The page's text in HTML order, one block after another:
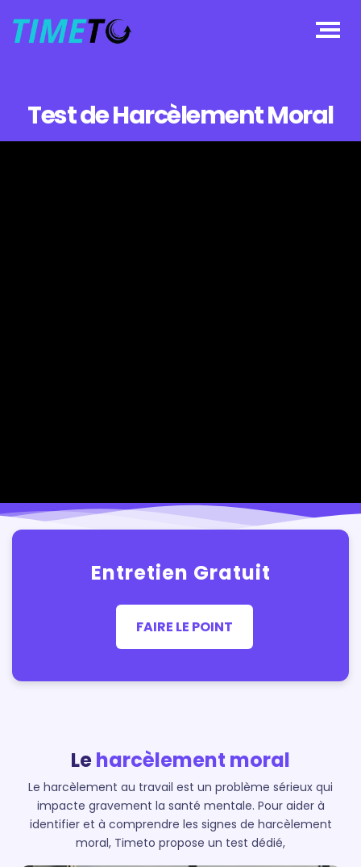
Test de Harcèlement Moral
Entretien Gratuit
FAIRE LE POINT
Leharcèlement moral
Le harcèlement au travail est un problème sérieux qui
impacte gravement la santé mentale. Pour aider à
identifier et à comprendre les signes de harcèlement
moral, Timeto propose un test dédié,